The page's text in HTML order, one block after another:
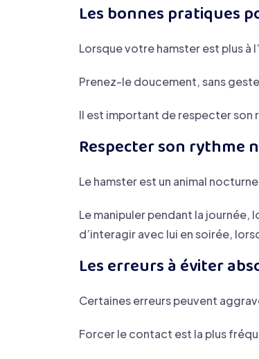
Les bonnes pratiques
Lorsque votre hamster est plus à
Prenez-le doucement, sans
Il est important de respecter son
Respecter son rythme
Le hamster est un animal
Le manipuler pendant la journée,
d’interagir avec lui en soirée,
Les erreurs à éviter
Certaines erreurs peuvent
Forcer le contact est la plus